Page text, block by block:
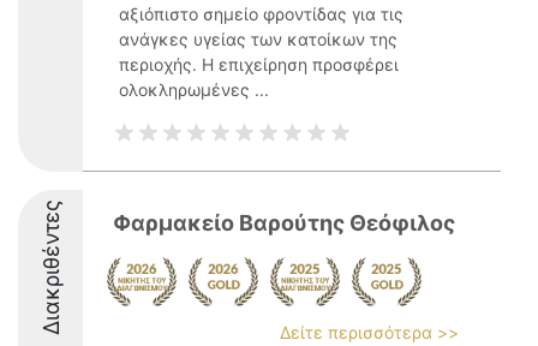
αξιόπιστο σημείο φροντίδας για τις
ανάγκες υγείας των κατοίκων της
περιοχής. Η επιχείρηση προσφέρει
ολοκληρωμένες ...
Διακριθέντες Φαρμακείο Βαρούτης Θεόφιλος
Δείτε περισσότερα >>